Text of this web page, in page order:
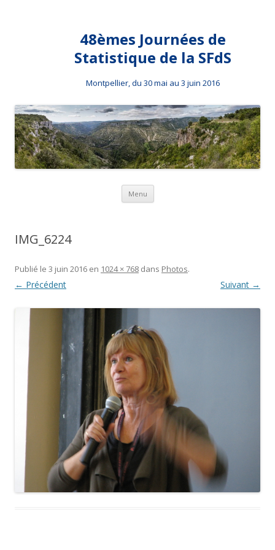
48èmes Journées de
Statistique de la SFdS
Montpellier, du 30 mai au 3 juin 2016
Menu Aller au contenu principal
IMG_6224
Publié le 3 juin 2016 en 1024 × 768 dans Photos.
← Précédent Suivant →